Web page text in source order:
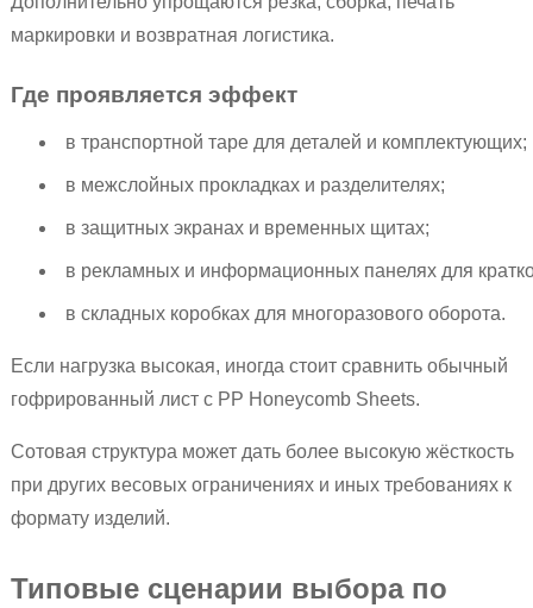
маркировки и возвратная логистика.
Где проявляется эффект
в транспортной таре для деталей и комплектующих;
в межслойных прокладках и разделителях;
в защитных экранах и временных щитах;
в рекламных и информационных панелях для
в складных коробках для многоразового оборота.
Если нагрузка высокая, иногда стоит сравнить обычный
гофрированный лист с PP Honeycomb Sheets.
Сотовая структура может дать более высокую жёсткость
при других весовых ограничениях и иных требованиях к
формату изделий.
Типовые сценарии выбора по